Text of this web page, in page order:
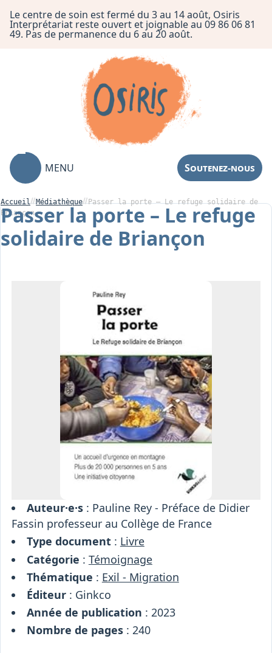
Le centre de soin est fermé du 3 au 14 août, Osiris
Interprétariat reste ouvert et joignable au 09 86 06 81
49. Pas de permanence du 6 au 20 août.
MENU Soutenez-nous
Association
Interprétariat
Accueil Médiathèque
Passer la porte – Le refuge solidaire de
Briançon
Passer la porte – Le refuge
solidaire de Briançon
Auteur·e·s: Pauline Rey - Préface de Didier
Fassin professeur au Collège de France
Type document: Livre
Catégorie : Témoignage
Thématique : Exil - Migration
Éditeur: Ginkco
Année de publication : 2023
Nombre de pages: 240